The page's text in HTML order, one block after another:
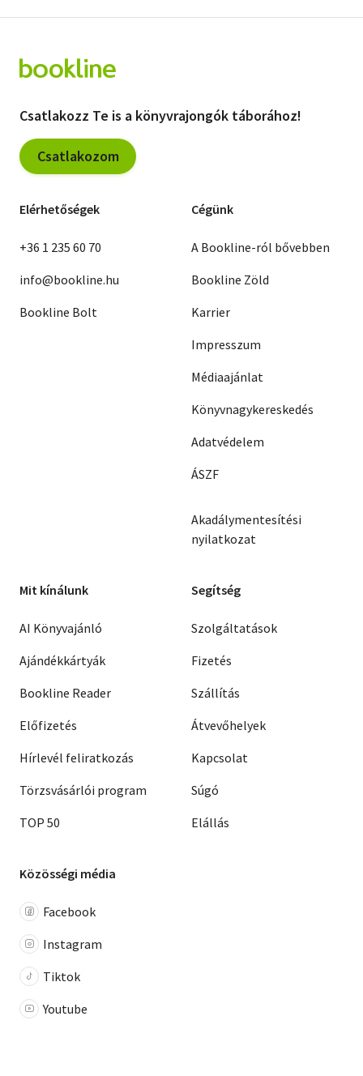
Csatlakozz Te is a könyvrajongók táborához!
Csatlakozom
Elérhetőségek
+36 1 235 60 70
info@bookline.hu
Bookline Bolt
Cégünk
A Bookline-ról bővebben
Bookline Zöld
Karrier
Impresszum
Médiaajánlat
Könyvnagykereskedés
Adatvédelem
ÁSZF
Akadálymentesítési
nyilatkozat
Mit kínálunk
AI Könyvajánló
Ajándékkártyák
Bookline Reader
Előfizetés
Hírlevél feliratkozás
Törzsvásárlói program
TOP 50
Segítség
Szolgáltatások
Fizetés
Szállítás
Átvevőhelyek
Kapcsolat
Súgó
Elállás
Közösségi média
Facebook
Instagram
Tiktok
Youtube